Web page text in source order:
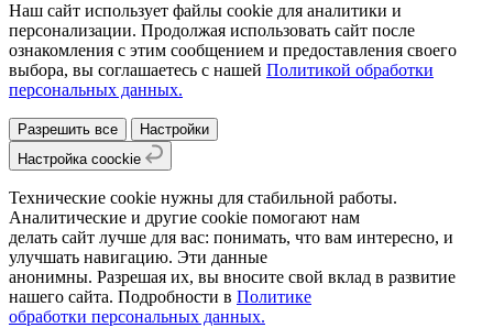
Наш сайт использует файлы cookie для аналитики и
персонализации. Продолжая использовать сайт после
ознакомления с этим сообщением и предоставления своего
выбора, вы соглашаетесь с нашей Политикой обработки
персональных данных.
Разрешить все
Настройки
Настройка coockie
Технические cookie нужны для стабильной работы.
Аналитические и другие cookie помогают нам
делать сайт лучше для вас: понимать, что вам интересно, и
улучшать навигацию. Эти данные
анонимны. Разрешая их, вы вносите свой вклад в развитие
нашего сайта. Подробности в Политике
обработки персональных данных.